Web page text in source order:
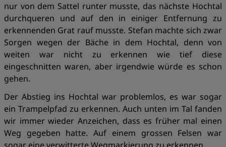
nur von dem Sattel runter musste, das nächste Hochtal
durchqueren und auf den in einiger Entfernung zu
erkennenden Grat rauf musste. Stefan machte sich zwar
Sorgen wegen der Bäche in dem Hochtal, denn von
weiten war nicht zu erkennen wie tief diese
eingeschnitten waren, aber irgendwie würde es schon
gehen.
Der Abstieg ins Hochtal war problemlos, es war sogar
ein Trampelpfad zu erkennen. Auch unten im Tal fanden
wir immer wieder Anzeichen, dass es früher mal einen
Weg gegeben hatte. Auf einem grossen Felsen war